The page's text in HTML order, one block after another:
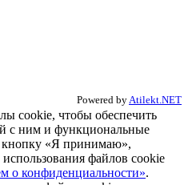
Powered by Atilekt.NET
cookie, чтобы обеспечить
с ним и функциональные
кнопку «Я принимаю»,
файлов cookie
о конфиденциальности».